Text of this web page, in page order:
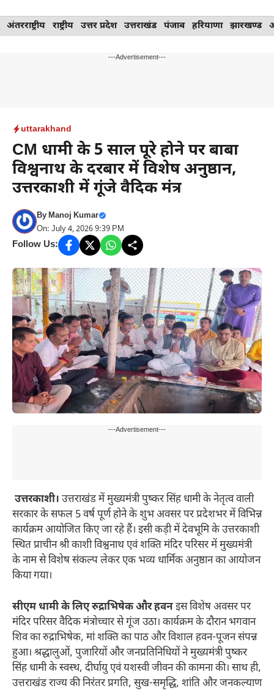
Skip
to
अंतरराष्ट्रीय राष्ट्रीय उत्तर प्रदेश उत्तराखंड पंजाब हरियाणा झारखण्ड
---Advertisement---
uttarakhand
CM धामी के 5 साल पूरे होने पर बाबा
विश्वनाथ के दरबार में विशेष अनुष्ठान,
उत्तरकाशी में गूंजे वैदिक मंत्र
ByManoj Kumar
On: July 4, 2026 9:39 PM
Follow Us:
---Advertisement---
उत्तरकाशी। उत्तराखंड में मुख्यमंत्री पुष्कर सिंह धामी के नेतृत्व वाली
सरकार के सफल 5 वर्ष पूर्ण होने के शुभ अवसर पर प्रदेशभर में विभिन्न
कार्यक्रम आयोजित किए जा रहे हैं। इसी कड़ी में देवभूमि के उत्तरकाशी
स्थित प्राचीन श्री काशी विश्वनाथ एवं शक्ति मंदिर परिसर में मुख्यमंत्री
के नाम से विशेष संकल्प लेकर एक भव्य धार्मिक अनुष्ठान का आयोजन
किया गया।
सीएम धामी के लिए रुद्राभिषेक और हवनइस विशेष अवसर पर
मंदिर परिसर वैदिक मंत्रोच्चार से गूंज उठा। कार्यक्रम के दौरान भगवान
शिव का रुद्राभिषेक, मां शक्ति का पाठ और विशाल हवन-पूजन संपन्न
हुआ। श्रद्धालुओं, पुजारियों और जनप्रतिनिधियों ने मुख्यमंत्री पुष्कर
सिंह धामी के स्वस्थ, दीर्घायु एवं यशस्वी जीवन की कामना की। साथ ही,
उत्तराखंड राज्य की निरंतर प्रगति, सुख-समृद्धि, शांति और जनकल्याण